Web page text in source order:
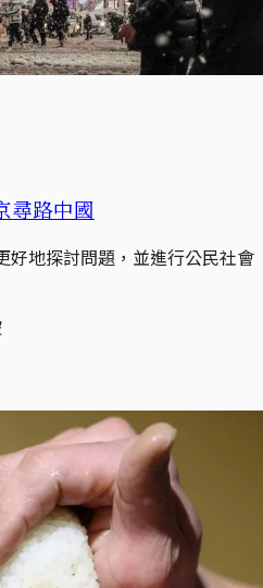
尋路中國
好地探討問題，並進行公民社會